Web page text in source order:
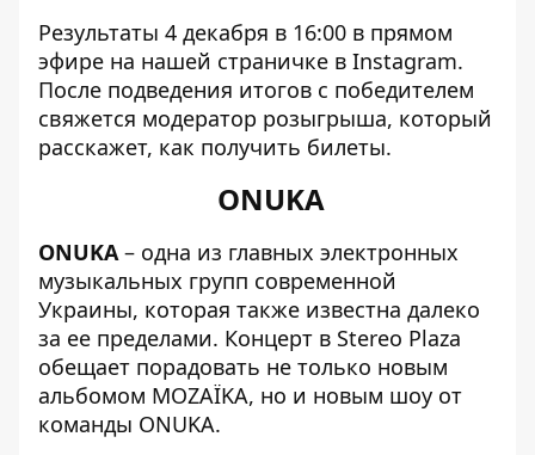
Результаты 4 декабря в 16:00 в прямом
эфире на нашей страничке в Instagram.
После подведения итогов с победителем
свяжется модератор розыгрыша, который
расскажет, как получить билеты.
ONUKA
ONUKA– одна из главных электронных
музыкальных групп современной
Украины, которая также известна далеко
за ее пределами. Концерт в Stereo Plaza
обещает порадовать не только новым
альбомом MOZAЇKA, но и новым шоу от
команды ONUKA.